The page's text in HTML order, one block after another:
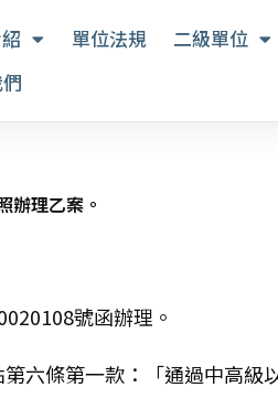
單位法規 二級單位
辦理乙案。
號函辦理。
六條第一款：「通過中高級